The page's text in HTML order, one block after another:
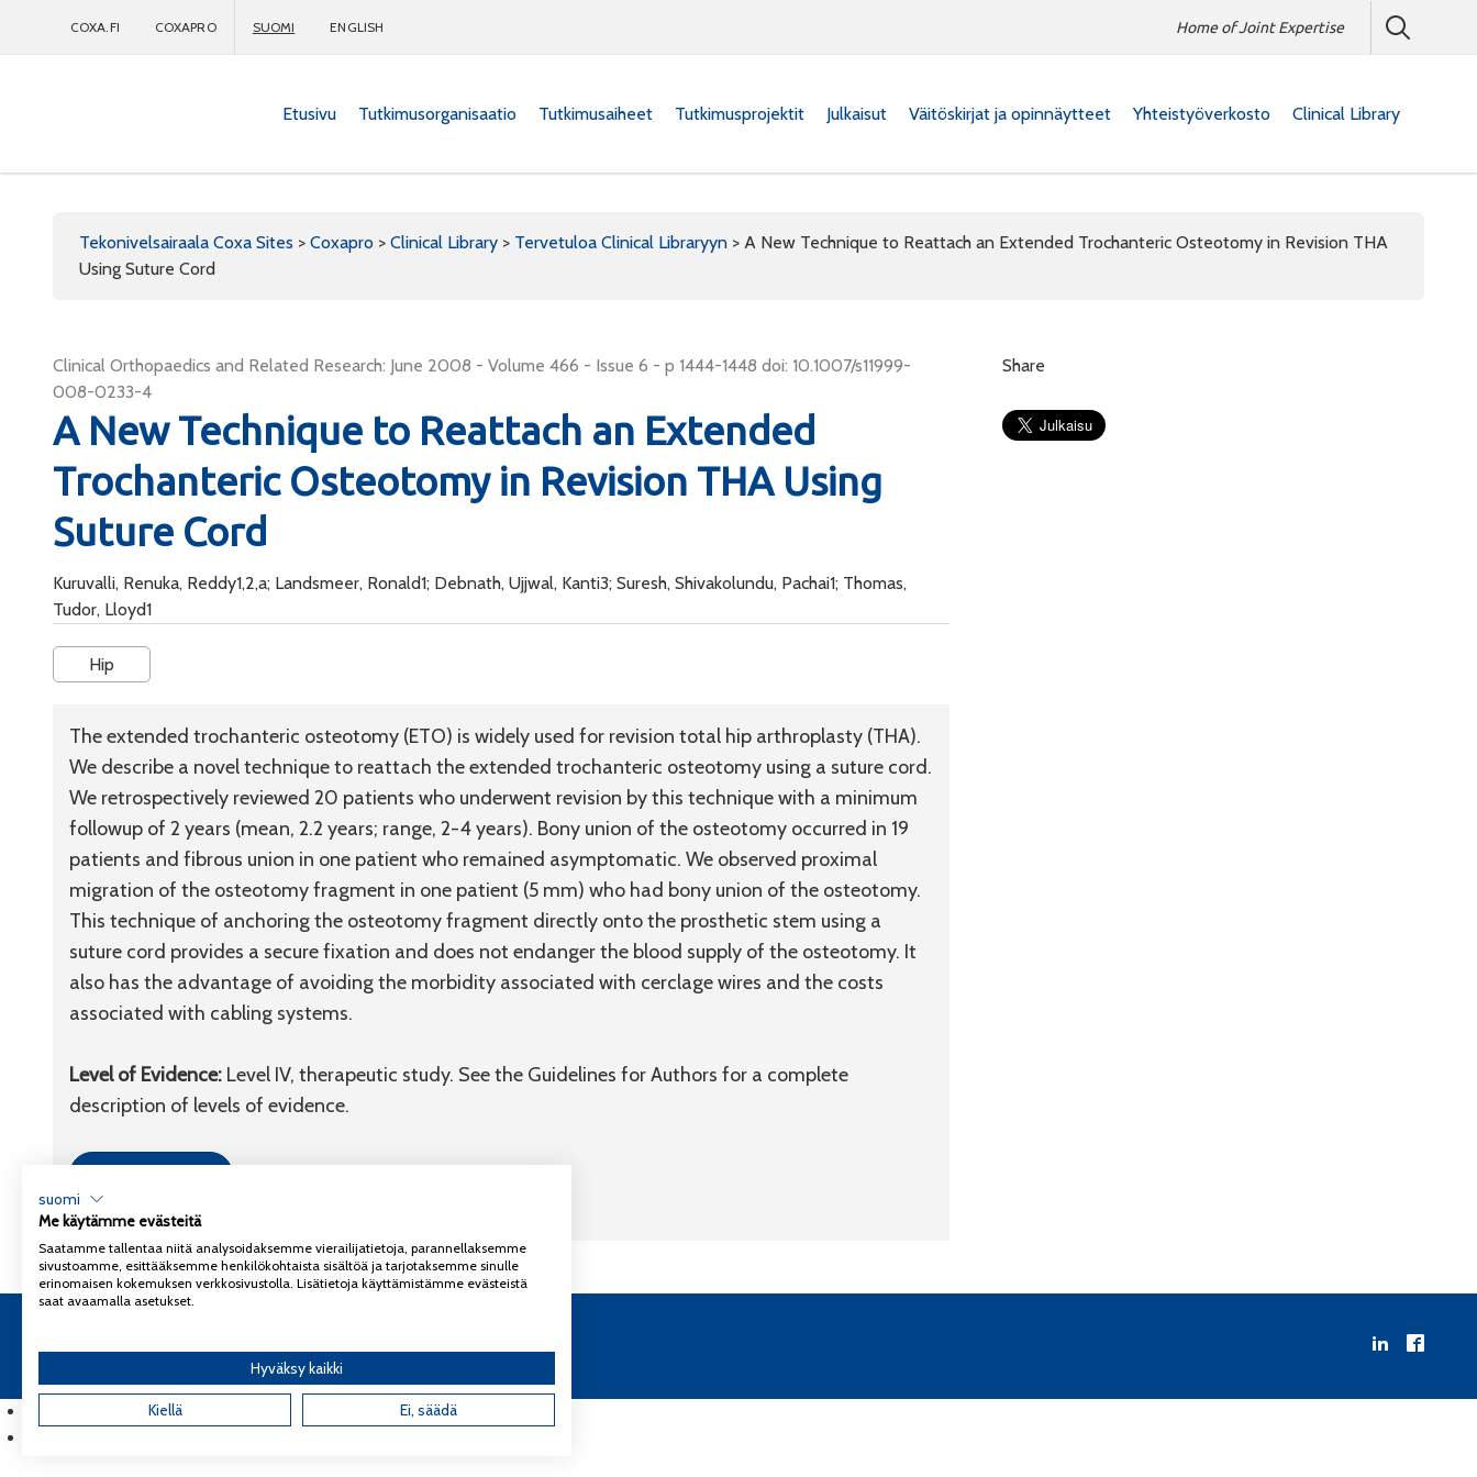
COXA.FI COXAPRO SUOMI ENGLISH Home of Joint Expertise
Etusivu Tutkimusorganisaatio Tutkimusaiheet Tutkimusprojektit Julkaisut Väitöskirjat ja opinnäytteet Yhteistyöverkosto Clinical Library
Tekonivelsairaala Coxa Sites > Coxapro > Clinical Library > Tervetuloa Clinical Libraryyn > A New Technique to Reattach an Extended Trochanteric Osteotomy in Revision THA
Using Suture Cord
Clinical Orthopaedics and Related Research: June 2008 - Volume 466 - Issue 6 - p 1444-1448 doi: 10.1007/s11999-
008-0233-4
A New Technique to Reattach an Extended
Trochanteric Osteotomy in Revision THA Using
Suture Cord
Kuruvalli, Renuka, Reddy1,2,a; Landsmeer, Ronald1; Debnath, Ujjwal, Kanti3; Suresh, Shivakolundu, Pachai1; Thomas,
Tudor, Lloyd1
Hip
The extended trochanteric osteotomy (ETO) is widely used for revision total hip arthroplasty (THA).
We describe a novel technique to reattach the extended trochanteric osteotomy using a suture cord.
We retrospectively reviewed 20 patients who underwent revision by this technique with a minimum
followup of 2 years (mean, 2.2 years; range, 2-4 years). Bony union of the osteotomy occurred in 19
patients and fibrous union in one patient who remained asymptomatic. We observed proximal
migration of the osteotomy fragment in one patient (5 mm) who had bony union of the osteotomy.
This technique of anchoring the osteotomy fragment directly onto the prosthetic stem using a
suture cord provides a secure fixation and does not endanger the blood supply of the osteotomy. It
also has the advantage of avoiding the morbidity associated with cerclage wires and the costs
associated with cabling systems.
Level of Evidence: Level IV, therapeutic study. See the Guidelines for Authors for a complete
description of levels of evidence.
Share
Englanti)
suomi
Me käytämme evästeitä
Saatamme tallentaa niitä analysoidaksemme vierailijatietoja, parannellaksemme
sivustoamme, esittääksemme henkilökohtaista sisältöä ja tarjotaksemme sinulle
erinomaisen kokemuksen verkkosivustolla. Lisätietoja käyttämistämme evästeistä
saat avaamalla asetukset.
Hyväksy kaikki
Kiellä Ei, säädä